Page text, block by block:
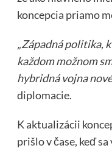
koncepcia priamo
„Západná politika,
každom možnom
hybridná vojna
diplomacie.
K aktualizácii
prišlo v čase, keď